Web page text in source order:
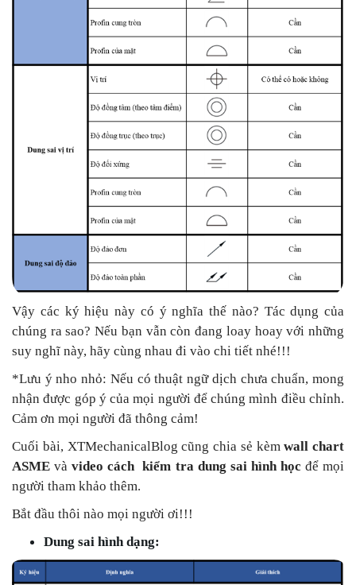
Vậy các ký hiệu này có ý nghĩa thế nào? Tác dụng của
chúng ra sao? Nếu bạn vẫn còn đang loay hoay với những
suy nghĩ này, hãy cùng nhau đi vào chi tiết nhé!!!
*Lưu ý nho nhỏ: Nếu có thuật ngữ dịch chưa chuẩn, mong
nhận được góp ý của mọi người để chúng mình điều chỉnh.
Cảm ơn mọi người đã thông cảm!
Cuối bài, XTMechanicalBlog cũng chia sẻ kèmwall chart
ASME vàvideo cách kiểm tra dung sai hình học để mọi
người tham khảo thêm.
Bắt đầu thôi nào mọi người ơi!!!
Dung sai hình dạng: